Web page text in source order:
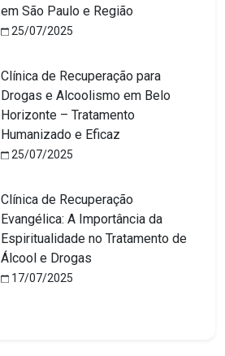
em São Paulo e Região
25/07/2025
Clínica de Recuperação para
Drogas e Alcoolismo em Belo
Horizonte – Tratamento
Humanizado e Eficaz
25/07/2025
Clínica de Recuperação
Evangélica: A Importância da
Espiritualidade no Tratamento de
Álcool e Drogas
17/07/2025